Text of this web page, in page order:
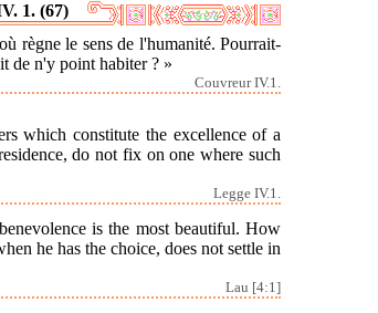
1. (67)
règne le sens de l'humanité. Pourrait-
de n'y point habiter ? »
Couvreur IV.1.
which constitute the excellence of a
do not fix on one where such
Legge IV.1.
is the most beautiful. How
he has the choice, does not settle in
Lau [4:1]